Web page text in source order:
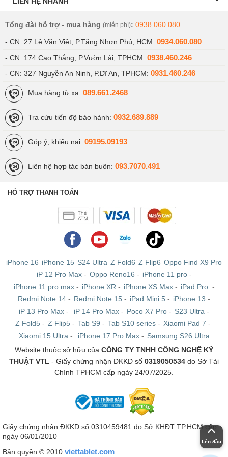
để xử lí đồ hoạ có thể kể đến như Liên Quân Mobile,
PUBG Mobile,… Đều có thể chơi hoàn toàn mượt mà
trên iPad Air 3. Apple còn có bộ Game đến từ dịch vụ
Apple Arcade, nên khi sở hữu iPad Air 3, chẳng khác gì
bạn đang mua một “máy chơi game” đến từ Apple cả!
Cấu hình trên cũng cho phép Applei Pad Air10.5 inch
(2019) đảm nhiệm các tác vụ nặng hơn có thể kể đến
như: Chỉnh ảnh chuyên nghiệp, dựng video bằng các
phần mềm chuyên dụng,… Nhất là khi Apple iPad 3 có
thể chạy Apple iPad OS, cho phép bạn kết nối các thiết
bị ngoại vi để hỗ trợ công việc tối đa.
iPad Air 3 4G Likenew
(2019) Likenew là những chiếc iPad đã qua sử dụng,
song được bổ sung tính năng sử dụng 4G. Cho nên bạn
có thêm lựa chọn để kết nối với Internet, chính vì thế
nên mức giá của những chiếc máy này cũng có phần cao
hơn.
Tổng đài hỗ trợ - mua hàng (miễn phí): 0938.060.080
- CN: 27 Lê Văn Việt, P.Tăng Nhơn Phú, HCM: 0934.060.080
- CN: 174 Cao Thắng, P.Vườn Lài, TPHCM: 0938.460.246
- CN: 327 Nguyễn An Ninh, P.Dĩ An, TPHCM: 0931.460.246
Mua hàng từ xa: 089.661.2468
Tra cứu tiến độ bảo hành: 0932.689.889
Góp ý, khiếu nại: 09195.09193
Liên hệ hợp tác bán buôn: 093.7070.491
HỖ TRỢ THANH TOÁN
iPhone 16 iPhone 15 S24 Ultra Z Fold6 Z Flip6 Oppo Find X9 Pro
iP 12 Pro Max- Oppo Reno16 - iPhone 11 pro-
iPhone 11 pro max- iPhone XR - iPhone XS Max- iPad Pro -
Redmi Note 14 - Redmi Note 15 - iPad Mini 5 - iPhone 13 -
iP 13 Pro Max - iP 14 Pro Max - Poco X7 Pro - S23 Ultra -
Z Fold5 - Z Flip5 - Tab S9 - Tab S10 series - Xiaomi Pad 7 -
Xiaomi 15 Ultra - iPhone 17 Pro Max- Samsung S26 Ultra
Website thuộc sở hữu của CÔNG TY TNHH CÔNG NGHỆ KỸ
THUẬT VTL - Giấy chứng nhận ĐKKD số 0319050534 do Sở Tài
Chính TPHCM cấp ngày 24/07/2025.
Giấy chứng nhận ĐKKD số 0310459481 do Sở KHĐT TP.HCM cấp
ngày 06/01/2010
Bản quyền © 2010 viettablet.com
Lên đầu